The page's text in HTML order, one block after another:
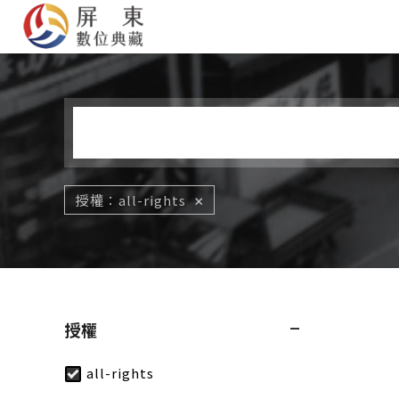
您在這裡
授權 all-rights
授權
all-rights